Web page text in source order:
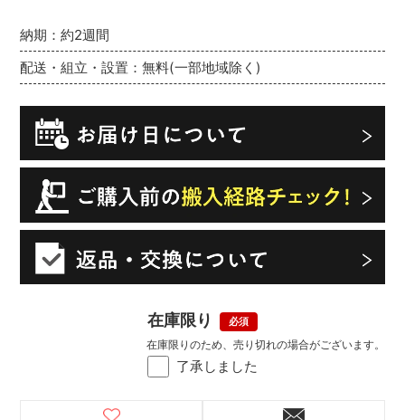
納期：約2週間
配送・組立・設置：無料(一部地域除く)
在庫限り
了承しました
在庫限りのため、売り切れの場合がございます。